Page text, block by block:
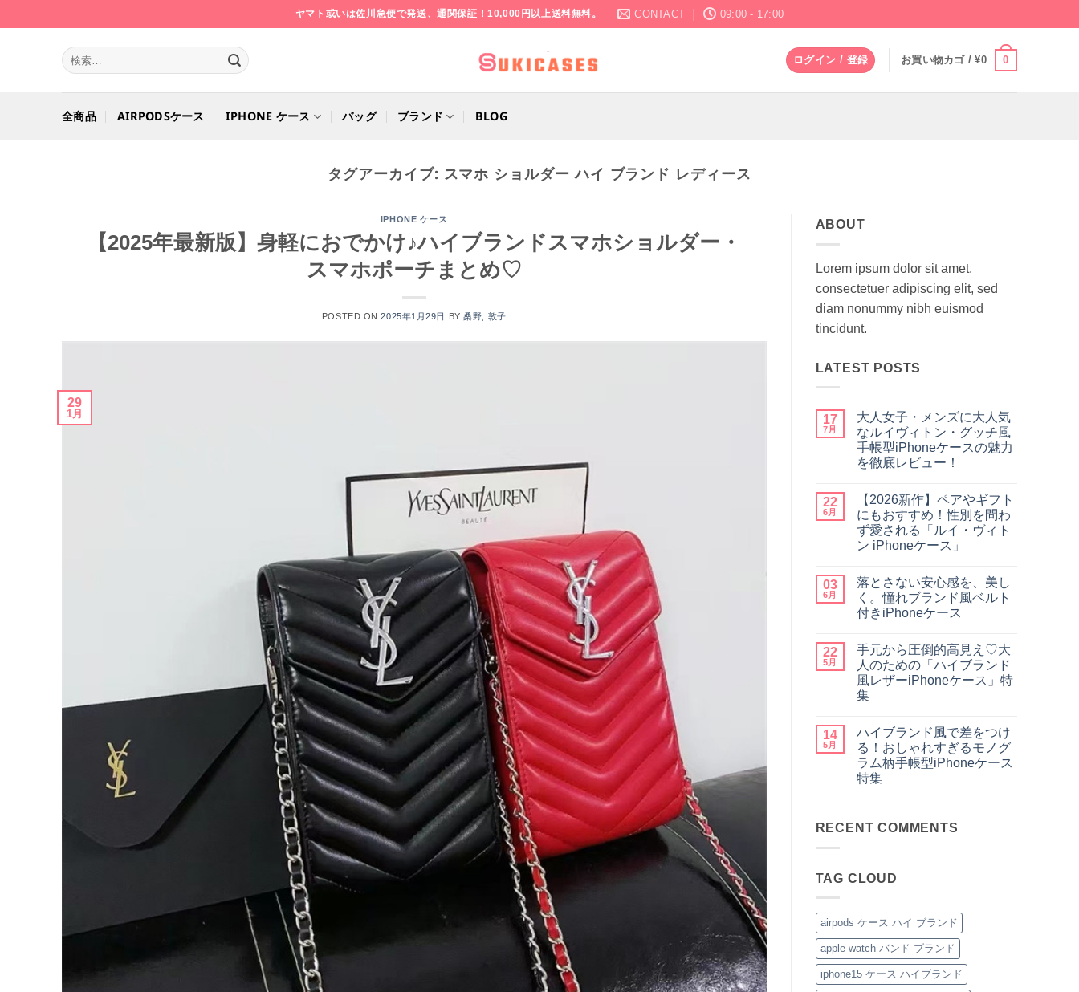
to
ヤマト或いは佐川急便で発送、通関保証！10,000円以上送料無料。 CONTACT 09:00 - 17:00
検
索
ログイン / 登録 お買い物カゴ /¥0 0
全商品 AIRPODSケース IPHONE ケース バッグ ブランド BLOG
タグアーカイブ: スマホ ショルダー ハイ ブランド レディース
IPHONE ケース
【2025年最新版】身軽におでかけ♪ハイブランドスマホショルダー・
スマホポーチまとめ♡
POSTED ON2025年1月29日 BY桑野, 敦子
29
1月
ABOUT
Lorem ipsum dolor sit amet,
consectetuer adipiscing elit, sed
diam nonummy nibh euismod
tincidunt.
LATEST POSTS
17
7月
大人女子・メンズに大人気
なルイヴィトン・グッチ風
手帳型iPhoneケースの魅力
を徹底レビュー！
子・
メ
ン
ズ
に
気
な
ル
イ
ト
ン・
グ
ッ
チ
風
型
iPhone
ケ
ー
ス
の
徹
底
ー！
へ
ト
は
ま
だ
あ
せ
ん
22
6月
【2026新作】ペアやギフト
にもおすすめ！性別を問わ
ず愛される「ルイ・ヴィト
ン iPhoneケース」
作】
ペ
ア
や
ト
に
も
お
す
す
別
を
問
わ
ず
愛
「ル
イ・
ン
iPhone
ス」
へ
の
ン
ト
は
ま
り
ま
せ
ん
03
6月
落とさない安心感を、美し
く。憧れブランド風ベルト
付きiPhoneケース
さ
な
い
安
心
感
し
く。
憧
れ
ブ
ラ
ベ
iPhone
へ
の
ン
ト
は
ま
だ
あ
せ
ん
22
5月
手元から圧倒的高見え♡大
人のための「ハイブランド
風レザーiPhoneケース」特
集
か
ら
圧
倒
的
高
大
の
ラ
ン
ド
風
レ
ザ
ー
ン
ト
は
ま
だ
あ
ん
14
5月
ハイブランド風で差をつけ
る！おしゃれすぎるモノグ
ラム柄手帳型iPhoneケース
特集
ラ
差
る！
お
し
ゃ
れ
す
ト
り
RECENT COMMENTS
TAG CLOUD
airpods ケース ハイ ブランド
apple watch バンド ブランド
iphone15 ケース ハイブランド